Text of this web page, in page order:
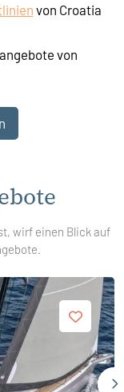
von Croatia
von
wirf einen Blick auf